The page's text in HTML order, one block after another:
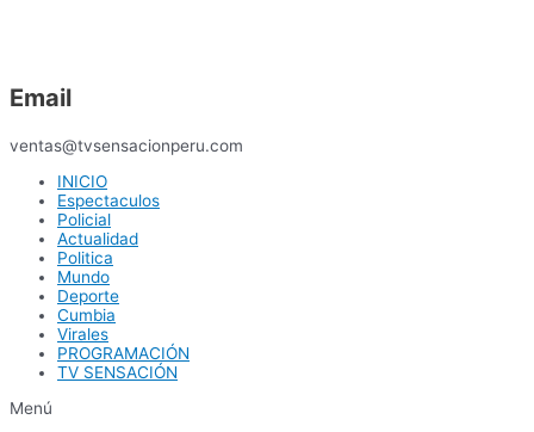
Email
ventas@tvsensacionperu.com
INICIO
Espectaculos
Policial
Actualidad
Politica
Mundo
Deporte
Cumbia
Virales
PROGRAMACIÓN
TV SENSACIÓN
Menú